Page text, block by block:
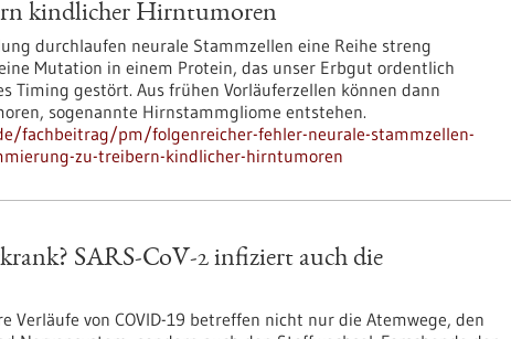
kindlicher Hirntumoren
durchlaufen neurale Stammzellen eine Reihe streng
Mutation in einem Protein, das unser Erbgut ordentlich
Timing gestört. Aus frühen Vorläuferzellen können dann
sogenannte Hirnstammgliome entstehen.
fachbeitrag/pm/folgenreicher-fehler-neurale-stammzellen-
zu-treibern-kindlicher-hirntumoren
SARS-CoV-2 infiziert auch die
Verläufe von COVID-19 betreffen nicht nur die Atemwege, den